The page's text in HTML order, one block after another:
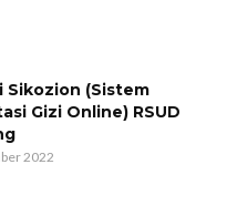
Sikozion (Sistem
Gizi Online) RSUD
2022